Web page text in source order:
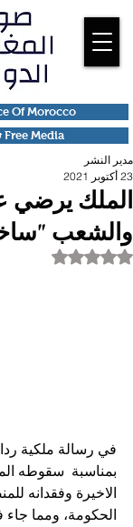
Free Media
Of Morocco
الملك يرضي
والشعب
مدير النشر
23 أكتوبر 2021
تم التقييم بـ ليس
في رسالة ملكية
بمناسبة  سقوطه
الاخيرة وفقدانه
الحكومة، ومما